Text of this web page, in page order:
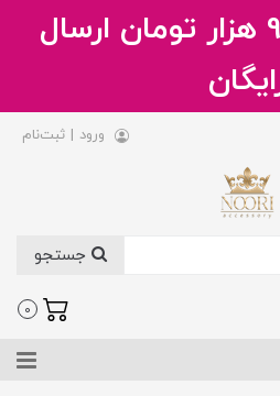
خرید بالای 900 هزار تومان ارسال
ورود | ثبت‌نام
0